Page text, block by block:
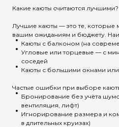
Какие каюты считаются лучшими?
Лучшие каюты — это те, которые
вашим ожиданиям и бюджету.
Каюты с балконом (на
Угловые или торцевые — с
соседей
Каюты с большими окнами
Частые ошибки при выборе
Бронирование без учёта
вентиляция, лифт)
Игнорирование размера и
в длительных круизах)